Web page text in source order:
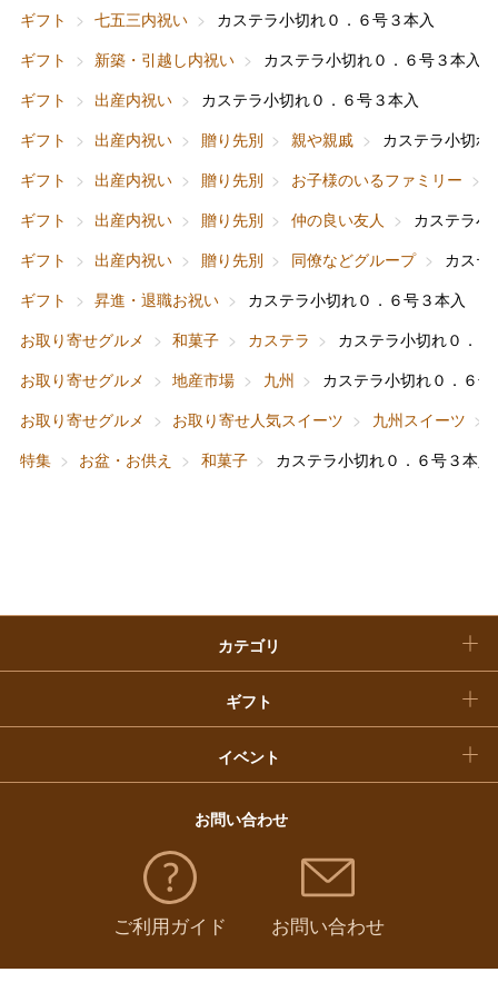
ギフト
七五三内祝い
カステラ小切れ０．６号３本入
ギフト
新築・引越し内祝い
カステラ小切れ０．６号３本入
ギフト
出産内祝い
カステラ小切れ０．６号３本入
ギフト
出産内祝い 贈り先別 親や親戚
カステラ小切れ
ギフト
出産内祝い 贈り先別 お子様のいるファミリー
ギフト
出産内祝い 贈り先別 仲の良い友人
カステラ小
ギフト
出産内祝い 贈り先別 同僚などグループ
カステ
ギフト
昇進・退職お祝い
カステラ小切れ０．６号３本入
お取り寄せグルメ
和菓子 カステラ
カステラ小切れ０．
お取り寄せグルメ
地産市場 九州
カステラ小切れ０．６
お取り寄せグルメ
お取り寄せ人気スイーツ 九州スイーツ
特集
お盆・お供え 和菓子 カステラ小切れ０．６号３本入
カテゴリ
フード＆スイーツ
ファッション
ホーム＆インテリア
ベビー＆キッズ
ギフト
出産内祝い
結婚内祝い
お香典返し
快気祝い
イベント
バレンタインチョコレート
母の日
父の日
お中元
敬老の日
福袋
お問い合わせ
ご利用ガイド お問い合わせ